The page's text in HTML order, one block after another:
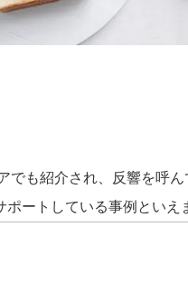
も紹介され、反響を呼
ートしている事例といえ